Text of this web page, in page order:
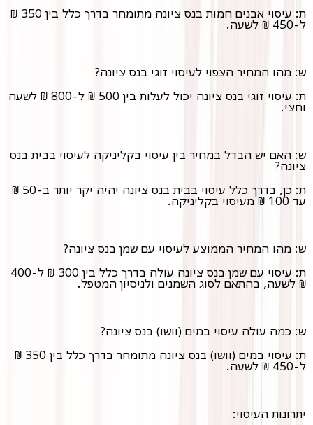
ת: עיסוי אבנים חמות בנס ציונה מתומחר בדרך כלל בין 350 ₪
ל-450 ₪ לשעה.
ש: מהו המחיר הצפוי לעיסוי זוגי בנס ציונה?
ת: עיסוי זוגי בנס ציונה יכול לעלות בין 500 ₪ ל-800 ₪ לשעה
וחצי.
ש: האם יש הבדל במחיר בין עיסוי בקליניקה לעיסוי בבית בנס
ציונה?
ת: כן, בדרך כלל עיסוי בבית בנס ציונה יהיה יקר יותר ב-50 ₪
עד 100 ₪ מעיסוי בקליניקה.
ש: מהו המחיר הממוצע לעיסוי עם שמן בנס ציונה?
ת: עיסוי עם שמן בנס ציונה עולה בדרך כלל בין 300 ₪ ל-400
₪ לשעה, בהתאם לסוג השמנים ולניסיון המטפל.
ש: כמה עולה עיסוי במים (וושו) בנס ציונה?
ת: עיסוי במים (וושו) בנס ציונה מתומחר בדרך כלל בין 350 ₪
ל-450 ₪ לשעה.
יתרונות העיסוי: